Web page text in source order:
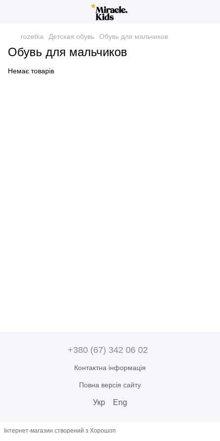
rozetka Детская обувь Обувь для мальчиков
Обувь для мальчиков
Немає товарів
+380 (67) 342 06 02
Контактна інформація
Повна версія сайту
Укр Eng
Інтернет-магазин створений з Хорошоп